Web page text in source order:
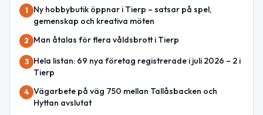
1
Ny hobbybutik öppnar i Tierp – satsar på spel,
gemenskap och kreativa möten
2 Man åtalas för flera våldsbrott i Tierp
3
Hela listan: 69 nya företag registrerade i juli 2026 – 2 i
Tierp
4 Vägarbete på väg 750 mellan Tallåsbacken och
Hyttan avslutat